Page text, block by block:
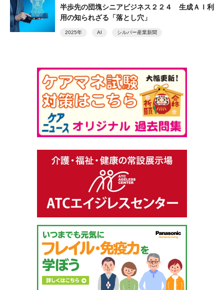
半歩先の団塊シニアビジネス２２４ 生成ＡＩ利
用の知られざる「落とし穴」
2025年 AI シルバー産業新聞